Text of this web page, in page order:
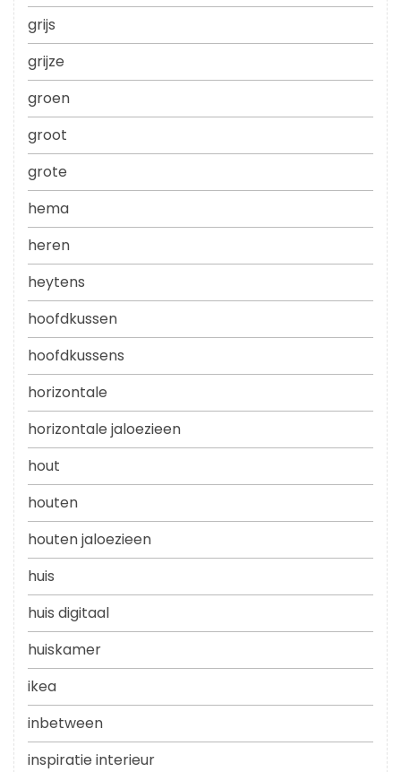
grijs
grijze
groen
groot
grote
hema
heren
heytens
hoofdkussen
hoofdkussens
horizontale
horizontale jaloezieen
hout
houten
houten jaloezieen
huis
huis digitaal
huiskamer
ikea
inbetween
inspiratie interieur